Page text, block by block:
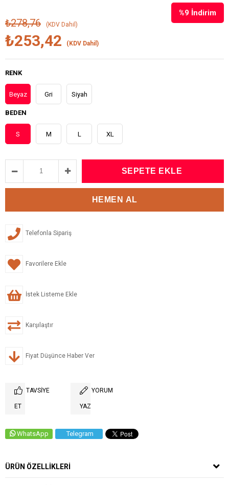
%9 İndirim
₺278,76 (KDV Dahil)
₺253,42 (KDV Dahil)
RENK
Beyaz Gri Siyah
BEDEN
S M L XL
Telefonla Sipariş
Favorilere Ekle
İstek Listeme Ekle
Karşılaştır
Fiyat Düşünce Haber Ver
TAVSIYE
ET
YORUM
YAZ
WhatsApp Telegram
ÜRÜN ÖZELLIKLERI